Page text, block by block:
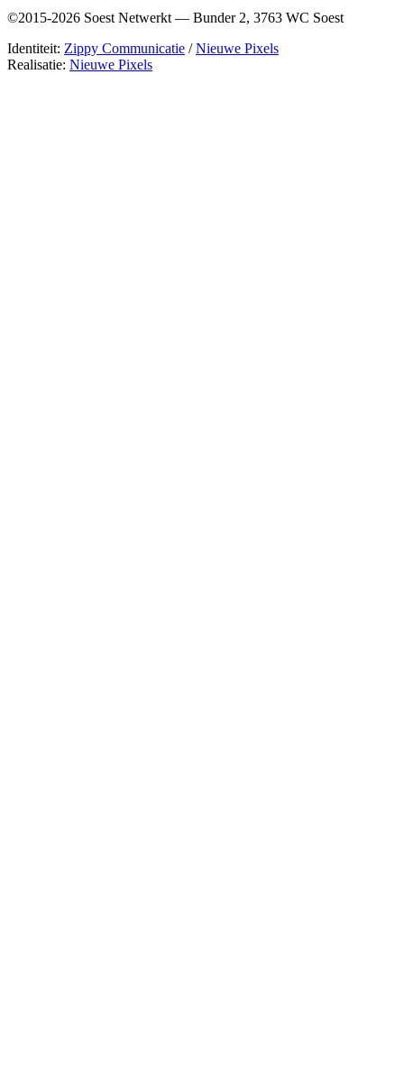
©2015-2026 Soest Netwerkt — Bunder 2, 3763 WC Soest
Identiteit: Zippy Communicatie /Nieuwe Pixels
Realisatie: Nieuwe Pixels